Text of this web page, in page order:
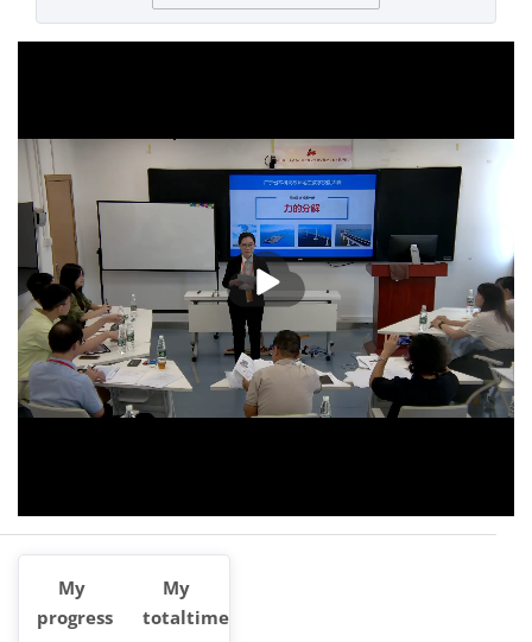
播
放
My
progress
My
totaltime